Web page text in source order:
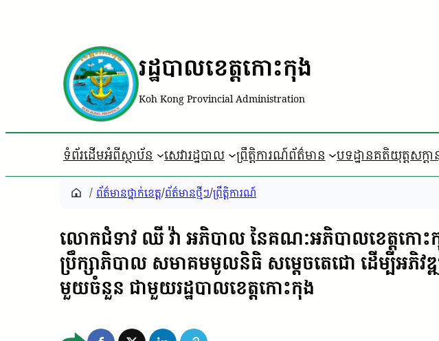
រដ្ឋបាលខេត្តកោះកុង
Koh Kong Provincial Administration
ទំព័រដើមអំពីស្ថាប័ន សេវារដ្ឋបាល ព្រឹត្តិការណ៍ព័ត៌មាន បទដ្ឋានគតិយុត្តសក្ត
/ ព័ត៌មានថ្នាក់ខេត្ត/ព័ត៌មានថ្មីៗ/ព្រឹត្តិការណ៍
លោកជំទាវ ឈី វ៉ា អភិបាល នៃគណៈអភិបាលខេត្តកោះកុ
ប្រឹក្សាភិបាល សមាគមមូលនិធិ សម្តេចតេជោ ដើម្បីអភិវ
មួយចំនួន ជាមួយរដ្ឋបាលខេត្តកោះកុង